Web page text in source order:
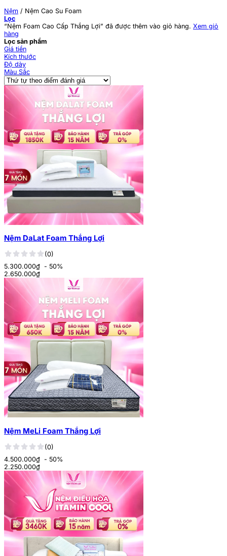
Nệm / Nệm Cao Su Foam
Lọc
“Nệm Foam Cao Cấp Thắng Lợi” đã được thêm vào giỏ hàng. Xem giỏ
hàng
Lọc sản phẩm
Giá tiền
Kích thước
Độ dày
Màu Sắc
Nệm DaLat Foam Thắng Lợi
(0)
5.300.000₫ - 50%
2.650.000₫
Nệm MeLi Foam Thắng Lợi
(0)
4.500.000₫ - 50%
2.250.000₫